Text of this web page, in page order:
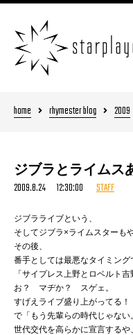
home rhymester blog 2009
ジブラとライムス
2009.8.24 12:30:00 STAFF
ジブラライブという、
そしてジブラ×ライムスターも
その後、
番手としては最悪なタイミング
「サイプレス上野とロベルト吉
お？ マヂか？ スゲェ。
すげえライブ盛り上がってる！
で「もう先輩らの時代じゃない
世代交代を高らかに宣言するや、